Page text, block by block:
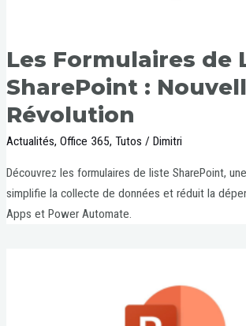
Les Formulaires de
SharePoint :
Révolution
Actualités,Office 365,Tutos / Dimitri
Découvrez les formulaires de liste SharePoint,
simplifie la collecte de données et réduit la
Apps et Power Automate.